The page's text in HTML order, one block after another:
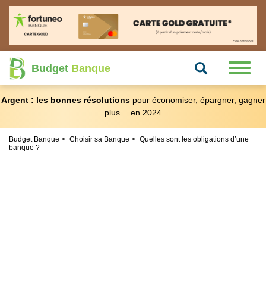
Budget Banque Recherche
Argent : les bonnes résolutionspour économiser, épargner, gagner
plus… en 2024
Budget Banque Choisir sa Banque
Quelles sont les obligations d’une
banque ?